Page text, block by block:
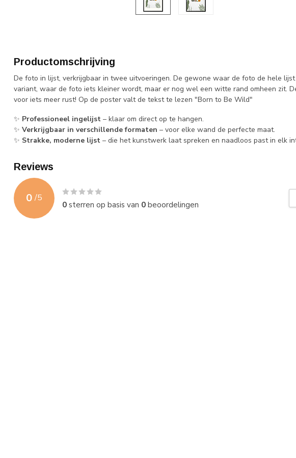
Productomschrijving
De foto in lijst, verkrijgbaar in twee uitvoeringen. De gewone waar de foto de hele
variant, waar de foto iets kleiner wordt, maar er nog wel een witte rand omheen zit.
voor iets meer rust! Op de poster valt de tekst te lezen "Born to Be Wild"
✨ Professioneel ingelijst – klaar om direct op te hangen.
✨ Verkrijgbaar in verschillende formaten – voor elke wand de perfecte maat.
✨ Strakke, moderne lijst – die het kunstwerk laat spreken en naadloos past in elk
Reviews
0 /5
0sterren op basis van 0beoordelingen